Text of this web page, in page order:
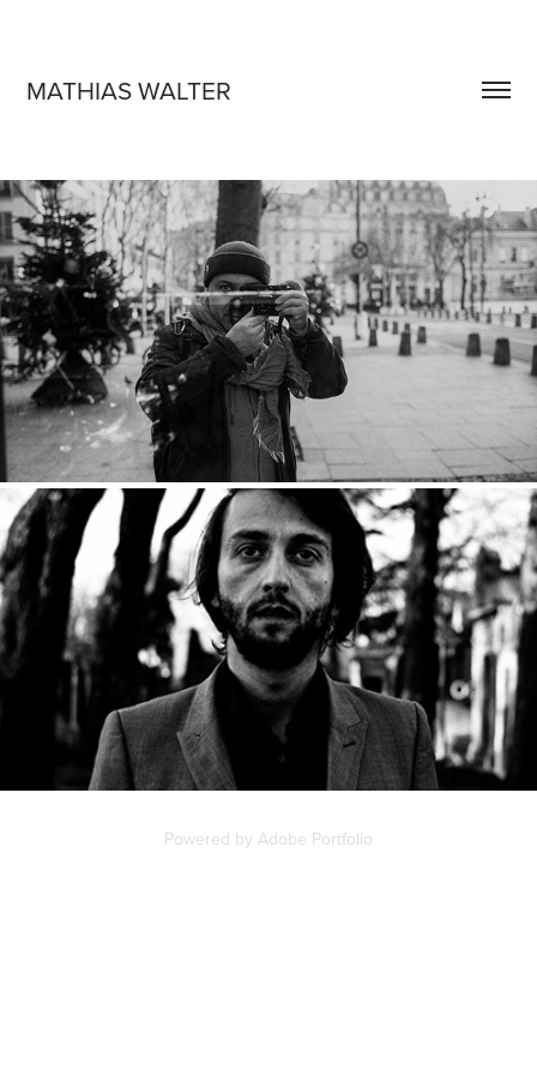
MATHIAS WALTER
JOURNAL PHOTOGRAPHIQUE D'UN CINÉASTE
INCONNU
2026
PROJECTION (ROMAN "CINÉMATOGRAPHIQUE")
Powered by Adobe Portfolio